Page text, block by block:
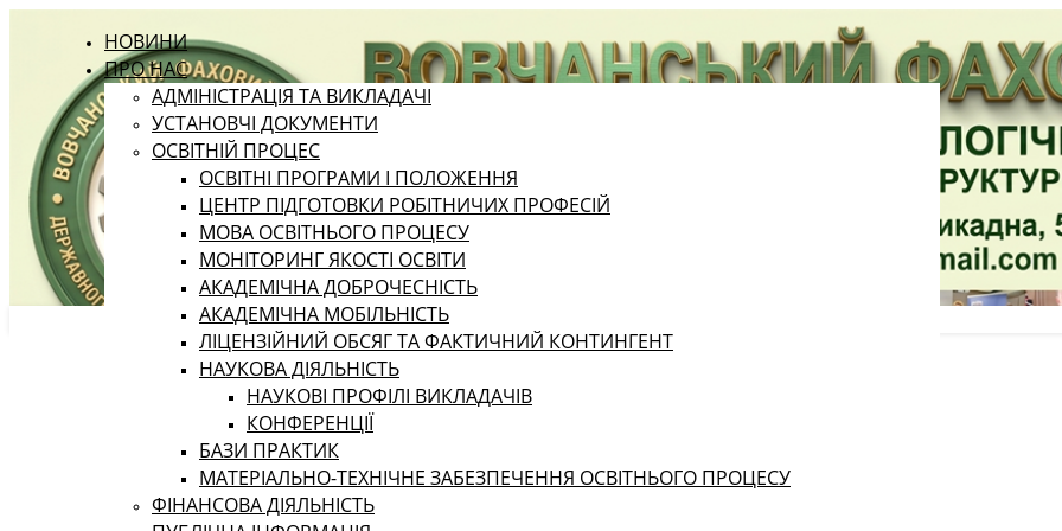
НОВИНИ
ПРО НАС
АДМІНІСТРАЦІЯ ТА ВИКЛАДАЧІ
УСТАНОВЧІ ДОКУМЕНТИ
ОСВІТНІЙ ПРОЦЕС
ОСВІТНІ ПРОГРАМИ І ПОЛОЖЕННЯ
ЦЕНТР ПІДГОТОВКИ РОБІТНИЧИХ ПРОФЕСІЙ
МОВА ОСВІТНЬОГО ПРОЦЕСУ
МОНІТОРИНГ ЯКОСТІ ОСВІТИ
АКАДЕМІЧНА ДОБРОЧЕСНІСТЬ
АКАДЕМІЧНА МОБІЛЬНІСТЬ
ЛІЦЕНЗІЙНИЙ ОБСЯГ ТА ФАКТИЧНИЙ КОНТИНГЕНТ
НАУКОВА ДІЯЛЬНІСТЬ
НАУКОВІ ПРОФІЛІ ВИКЛАДАЧІВ
КОНФЕРЕНЦІЇ
БАЗИ ПРАКТИК
МАТЕРІАЛЬНО-ТЕХНІЧНЕ ЗАБЕЗПЕЧЕННЯ ОСВІТНЬОГО ПРОЦЕСУ
ФІНАНСОВА ДІЯЛЬНІСТЬ